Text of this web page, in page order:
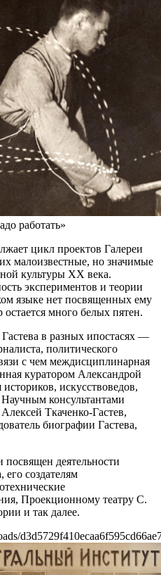
работать»
цикл проектов Галереи
малоизвестные, но значимые
культуры ХХ века.
экспериментов и теории
языке нет посвященных ему
много белых пятен.
в разных ипостасях —
политического
с чем междисциплинарная
куратором Александрой
искусствоведов,
консультантами
Ткаченко-Гастев,
биографии Гастева,
посвящен деятельности
его создателям
Проекционному театру С.
и так далее.